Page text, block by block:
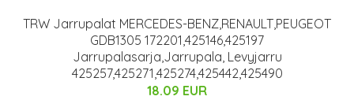
TRW Jarrupalat MERCEDES-BENZ,RENAULT,PEUGEOT
GDB1305 172201,425146,425197
Jarrupalasarja,Jarrupala, Levyjarru
425257,425271,425274,425442,425490
18.09 EUR